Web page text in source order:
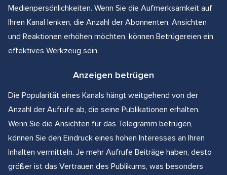
Medienpersönlichkeiten. Wenn Sie die Aufmerksamkeit auf
Ihren Kanal lenken, die Anzahl der Abonnenten, Ansichten
und Reaktionen erhöhen möchten, können Betrügereien ein
effektives Werkzeug sein.
Anzeigen betrügen
Die Popularität eines Kanals hängt weitgehend von der
Anzahl der Aufrufe ab, die seine Publikationen erhalten.
Wenn Sie die Ansichten für das Telegramm betrügen,
können Sie den Eindruck eines hohen Interesses an Ihren
Inhalten vermitteln. Je mehr Aufrufe Beiträge haben, desto
größer ist das Vertrauen des Publikums, was besonders